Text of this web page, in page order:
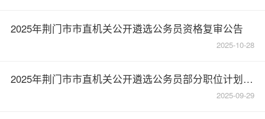
2025年荆门市市直机关公开遴选公务员资格复审公告
2025-10-28
2025年荆门市市直机关公开遴选公务员部分职位计划取消和核减公告
2025-09-29